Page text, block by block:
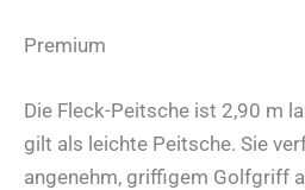
Premium
Die Fleck-Peitsche ist 2,90 m
gilt als leichte Peitsche. Sie
angenehm, griffigem Golfgriff